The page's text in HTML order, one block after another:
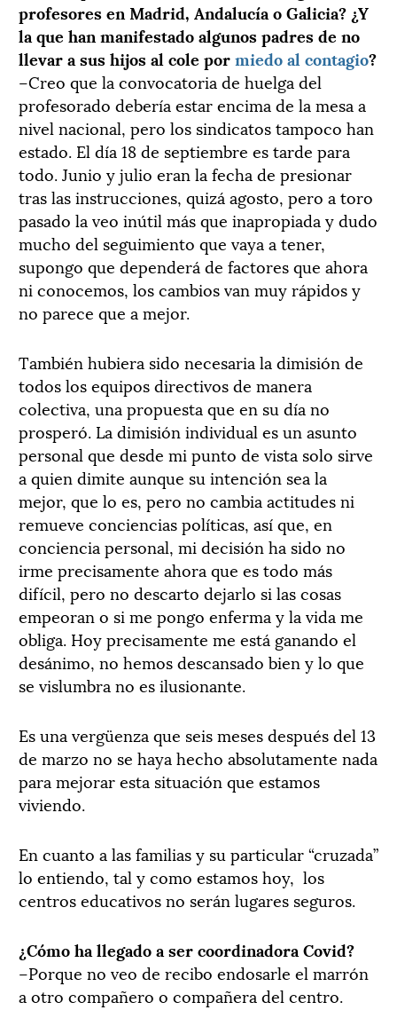
profesores en Madrid, Andalucía o Galicia? ¿Y
la que han manifestado algunos padres de no
llevar a sus hijos al cole pormiedo al contagio?
–Creo que la convocatoria de huelga del
profesorado debería estar encima de la mesa a
nivel nacional, pero los sindicatos tampoco han
estado. El día 18 de septiembre es tarde para
todo. Junio y julio eran la fecha de presionar
tras las instrucciones, quizá agosto, pero a toro
pasado la veo inútil más que inapropiada y dudo
mucho del seguimiento que vaya a tener,
supongo que dependerá de factores que ahora
ni conocemos, los cambios van muy rápidos y
no parece que a mejor.
También hubiera sido necesaria la dimisión de
todos los equipos directivos de manera
colectiva, una propuesta que en su día no
prosperó. La dimisión individual es un asunto
personal que desde mi punto de vista solo sirve
a quien dimite aunque su intención sea la
mejor, que lo es, pero no cambia actitudes ni
remueve conciencias políticas, así que, en
conciencia personal, mi decisión ha sido no
irme precisamente ahora que es todo más
difícil, pero no descarto dejarlo si las cosas
empeoran o si me pongo enferma y la vida me
obliga. Hoy precisamente me está ganando el
desánimo, no hemos descansado bien y lo que
se vislumbra no es ilusionante.
Es una vergüenza que seis meses después del 13
de marzo no se haya hecho absolutamente nada
para mejorar esta situación que estamos
viviendo.
En cuanto a las familias y su particular “cruzada”
lo entiendo, tal y como estamos hoy, los
centros educativos no serán lugares seguros.
¿Cómo ha llegado a ser coordinadora Covid?
–Porque no veo de recibo endosarle el marrón
a otro compañero o compañera del centro.